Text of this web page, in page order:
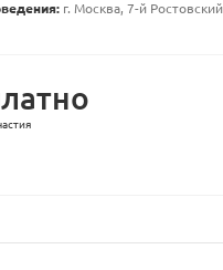
г. Москва, 7-й